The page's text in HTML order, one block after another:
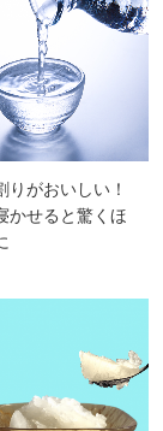
りがおいしい！
かせると驚くほ